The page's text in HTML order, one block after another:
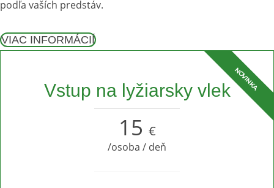
podľa vaších predstáv.
VIAC INFORMÁCIÍ
Vstup na lyžiarsky vlek
15 €
/osoba / deň